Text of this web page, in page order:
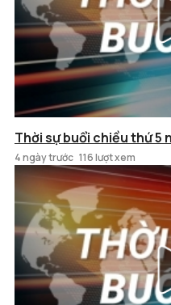
Thời sự buổi chiều thứ 5
4 ngày trước 116 lượt xem